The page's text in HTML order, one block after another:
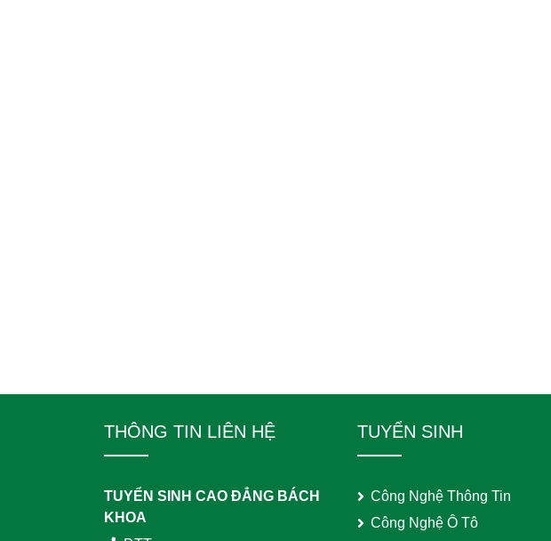
THÔNG TIN LIÊN HỆ
TUYỂN SINH CAO ĐẲNG BÁCH
KHOA
TUYỂN SINH
Công Nghệ Thông Tin
Công Nghệ Ô Tô